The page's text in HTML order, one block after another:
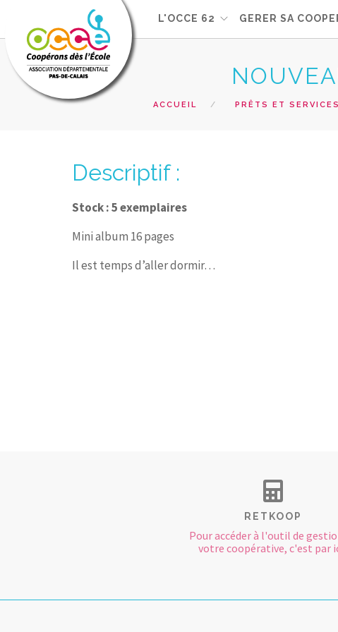
L'OCCE 62 GERER SA
ACCUEIL PRÊTS ET SERVICES
Descriptif :
Stock : 5 exemplaires
Mini album 16 pages
Il est temps d’aller dormir…
RETKOOP
Pour accéder à l'outil de
votre coopérative, c'est par